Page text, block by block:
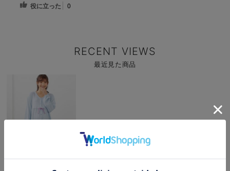
役に立った 0
RECENT VIEWS
最近見た商品
お気に入り商品を確認する